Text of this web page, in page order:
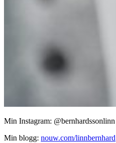
Min Instagram: @bernhardssonlinn
Min blogg: nouw.com/linnbernhard